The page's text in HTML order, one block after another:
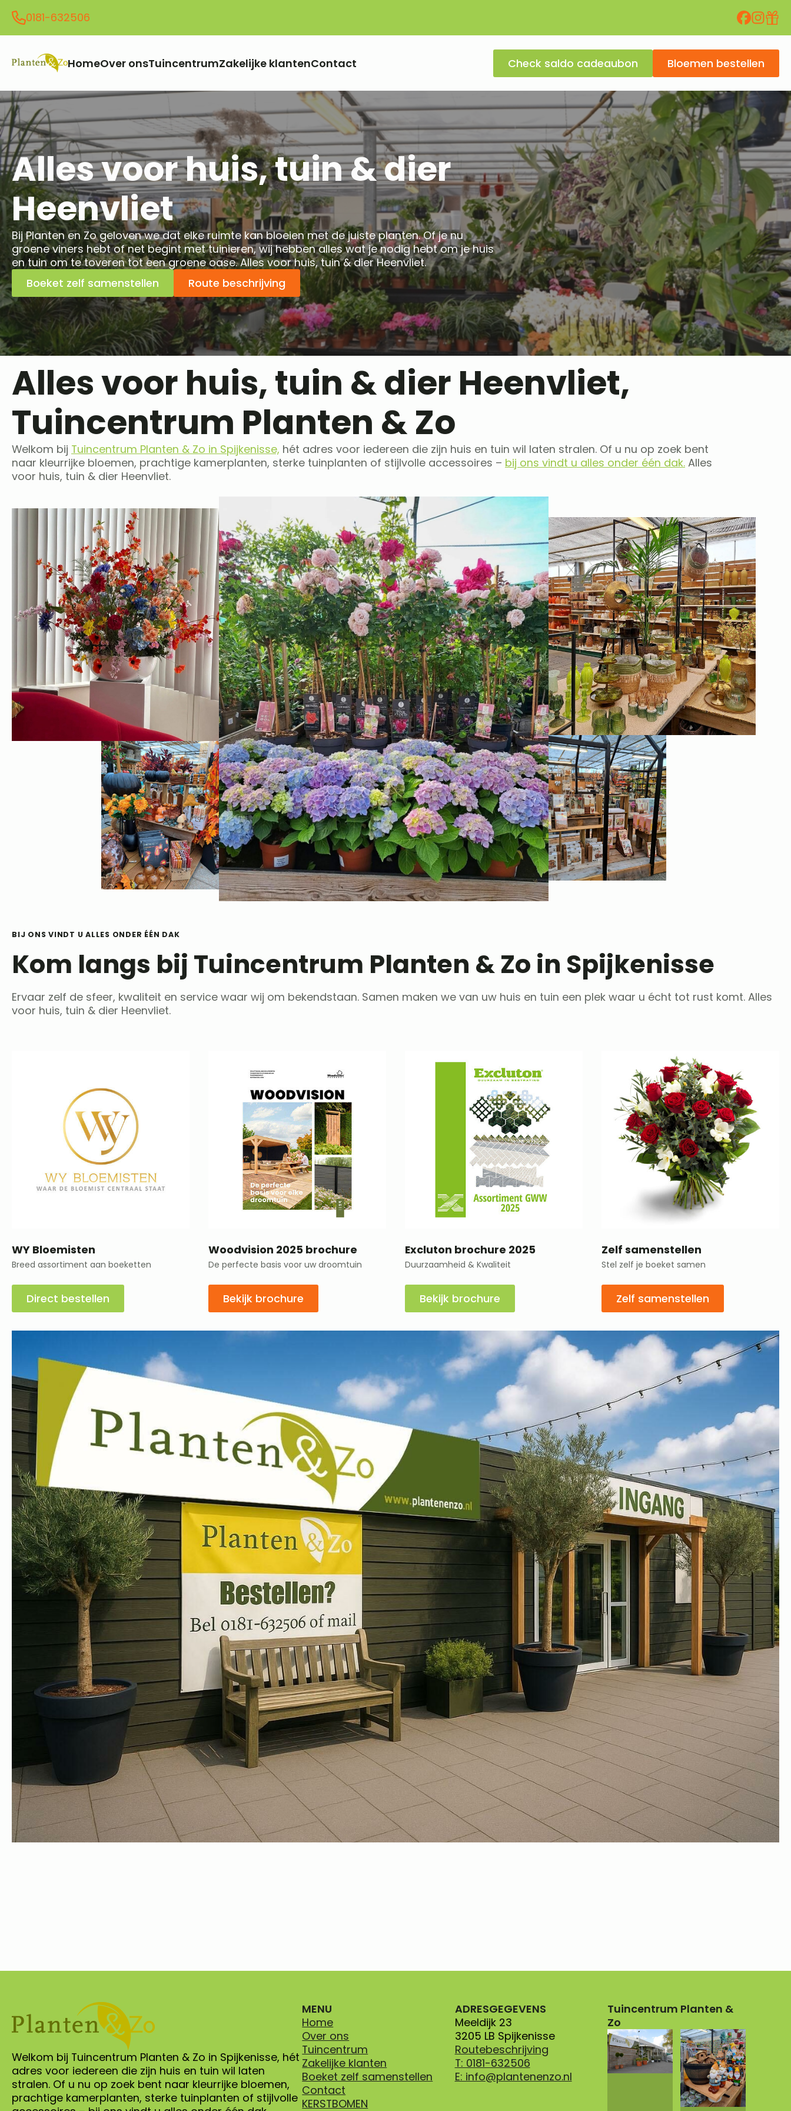
0181-632506
HomeOver onsTuincentrumZakelijke klantenContact Check saldo cadeaubon Bloemen bestellen
Alles voor huis, tuin & dier
Heenvliet
Bij Planten en Zo geloven we dat elke ruimte kan bloeien met de juiste planten. Of je nu
groene viners hebt of net begint met tuinieren, wij hebben alles wat je nodig hebt om je huis
en tuin om te toveren tot een groene oase. Alles voor huis, tuin & dier Heenvliet.
Boeket zelf samenstellen
Route beschrijving
Alles voor huis, tuin & dier Heenvliet,
Tuincentrum Planten & Zo
Welkom bij Tuincentrum Planten & Zo in Spijkenisse, hét adres voor iedereen die zijn huis en tuin wil laten stralen. Of u nu op zoek bent
naar kleurrijke bloemen, prachtige kamerplanten, sterke tuinplanten of stijlvolle accessoires – bij ons vindt u alles onder één dak. Alles
voor huis, tuin & dier Heenvliet.
BIJ ONS VINDT U ALLES ONDER ÉÉN DAK
Kom langs bij Tuincentrum Planten & Zo in Spijkenisse
Ervaar zelf de sfeer, kwaliteit en service waar wij om bekendstaan. Samen maken we van uw huis en tuin een plek waar u écht tot rust komt. Alles
voor huis, tuin & dier Heenvliet.
WY Bloemisten
Breed assortiment aan boeketten
Direct bestellen
Woodvision 2025 brochure
De perfecte basis voor uw droomtuin
Bekijk brochure
Excluton brochure 2025
Duurzaamheid & Kwaliteit
Bekijk brochure
Zelf samenstellen
Stel zelf je boeket samen
Zelf samenstellen
Welkom bij Tuincentrum Planten & Zo in Spijkenisse, hét
adres voor iedereen die zijn huis en tuin wil laten
stralen. Of u nu op zoek bent naar kleurrijke bloemen,
prachtige kamerplanten, sterke tuinplanten of stijlvolle
MENU
Home
Over ons
Tuincentrum
Zakelijke klanten
Boeket zelf samenstellen
Contact
KERSTBOMEN
ADRESGEGEVENS
Meeldijk 23
3205 LB Spijkenisse
Routebeschrijving
T: 0181-632506
E: info@plantenenzo.nl
Tuincentrum Planten &
Zo